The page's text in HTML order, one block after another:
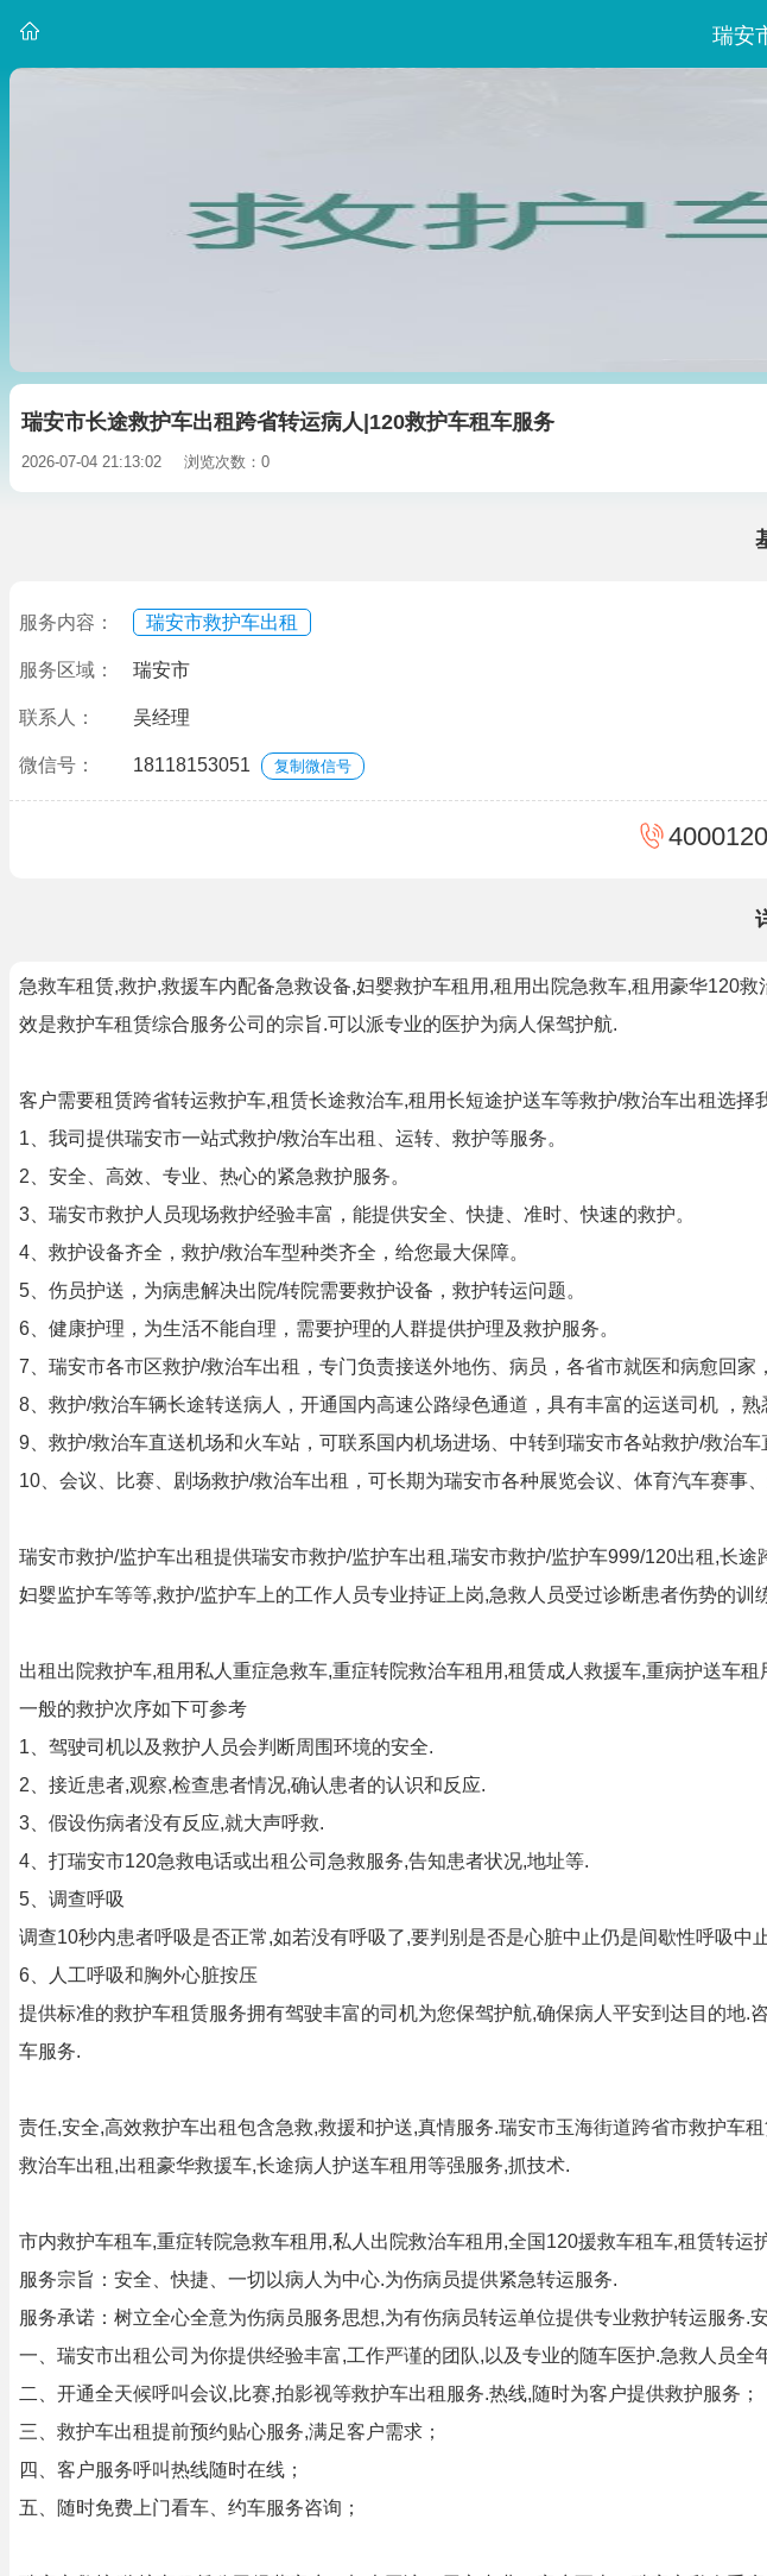
瑞安
瑞安市长途救护车出租跨省转运病人|120救护车租车服务
2026-07-04 21:13:02 浏览次数：0
服务内容： 瑞安市救护车出租
服务区域： 瑞安市
联系人： 吴经理
微信号： 18118153051 复制微信号
急救车租赁,救护,救援车内配备急救设备,妇婴救护车租用,租用出院急救车,租用豪华120
效是救护车租赁综合服务公司的宗旨.可以派专业的医护为病人保驾护航.
客户需要租赁跨省转运救护车,租赁长途救治车,租用长短途护送车等救护/救治车出租选择
1、我司提供瑞安市一站式救护/救治车出租、运转、救护等服务。
2、安全、高效、专业、热心的紧急救护服务。
3、瑞安市救护人员现场救护经验丰富，能提供安全、快捷、准时、快速的救护。
4、救护设备齐全，救护/救治车型种类齐全，给您最大保障。
5、伤员护送，为病患解决出院/转院需要救护设备，救护转运问题。
6、健康护理，为生活不能自理，需要护理的人群提供护理及救护服务。
7、瑞安市各市区救护/救治车出租，专门负责接送外地伤、病员，各省市就医和病愈回家
8、救护/救治车辆长途转送病人，开通国内高速公路绿色通道，具有丰富的运送司机 ，熟
9、救护/救治车直送机场和火车站，可联系国内机场进场、中转到瑞安市各站救护/救治车
10、会议、比赛、剧场救护/救治车出租，可长期为瑞安市各种展览会议、体育汽车赛事
瑞安市救护/监护车出租提供瑞安市救护/监护车出租,瑞安市救护/监护车999/120出租,长
妇婴监护车等等,救护/监护车上的工作人员专业持证上岗,急救人员受过诊断患者伤势的训
出租出院救护车,租用私人重症急救车,重症转院救治车租用,租赁成人救援车,重病护送车
一般的救护次序如下可参考
1、驾驶司机以及救护人员会判断周围环境的安全.
2、接近患者,观察,检查患者情况,确认患者的认识和反应.
3、假设伤病者没有反应,就大声呼救.
4、打瑞安市120急救电话或出租公司急救服务,告知患者状况,地址等.
5、调查呼吸
调查10秒内患者呼吸是否正常,如若没有呼吸了,要判别是否是心脏中止仍是间歇性呼吸中
6、人工呼吸和胸外心脏按压
提供标准的救护车租赁服务拥有驾驶丰富的司机为您保驾护航,确保病人平安到达目的地
车服务.
责任,安全,高效救护车出租包含急救,救援和护送,真情服务.瑞安市玉海街道跨省市救护车
救治车出租,出租豪华救援车,长途病人护送车租用等强服务,抓技术.
市内救护车租车,重症转院急救车租用,私人出院救治车租用,全国120援救车租车,租赁转
服务宗旨：安全、快捷、一切以病人为中心.为伤病员提供紧急转运服务.
服务承诺：树立全心全意为伤病员服务思想,为有伤病员转运单位提供专业救护转运服务.
一、瑞安市出租公司为你提供经验丰富,工作严谨的团队,以及专业的随车医护.急救人员全
二、开通全天候呼叫会议,比赛,拍影视等救护车出租服务.热线,随时为客户提供救护服务；
三、救护车出租提前预约贴心服务,满足客户需求；
四、客户服务呼叫热线随时在线；
五、随时免费上门看车、约车服务咨询；